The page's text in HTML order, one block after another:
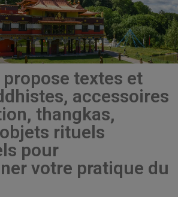
textes et
accessoires
thangkas,
rituels
pour
votre pratique du